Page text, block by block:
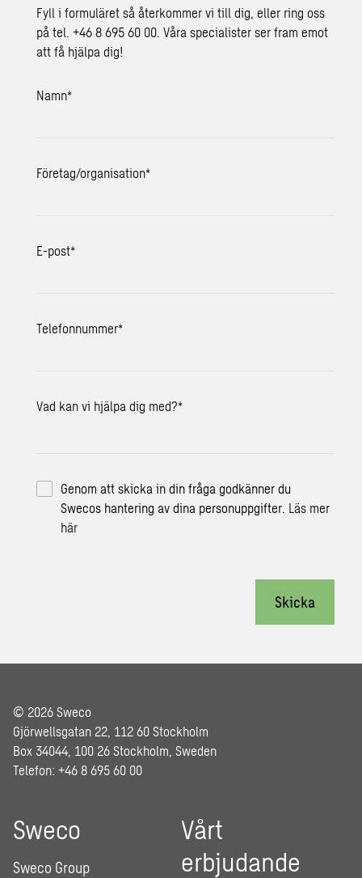
Fyll i formuläret så återkommer vi till dig, eller ring oss
på tel. +46 8 695 60 00. Våra specialister ser fram emot
att få hjälpa dig!
Namn*
Företag/organisation*
E-post*
Telefonnummer*
Vad kan vi hjälpa dig med?*
Genom att skicka in din fråga godkänner du
Swecos hantering av dina personuppgifter. Läs mer
här
Skicka
© 2026 Sweco
Gjörwellsgatan 22, 112 60 Stockholm
Box 34044, 100 26 Stockholm, Sweden
Telefon: +46 8 695 60 00
Sweco
Sweco Group
Vårt
erbjudande